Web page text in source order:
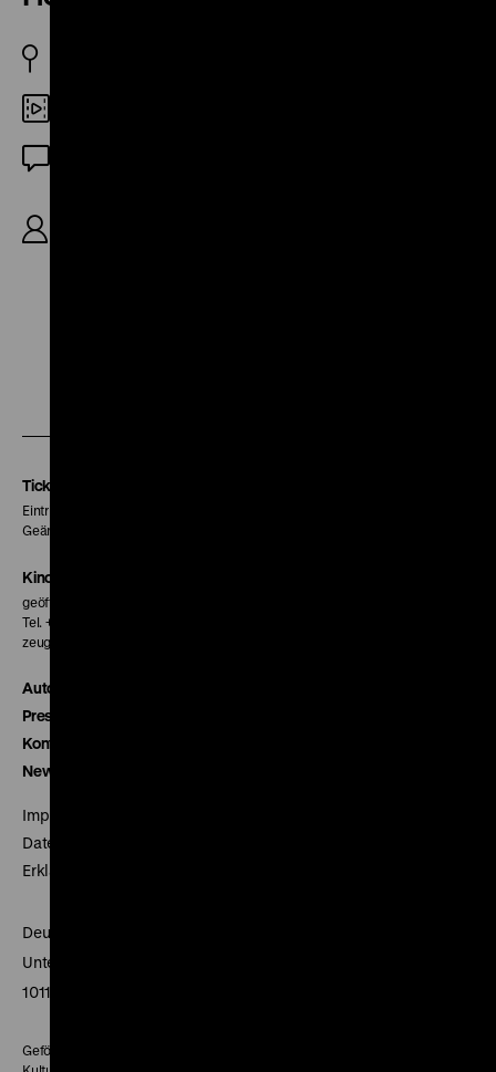
Tickets
Eintritt 5 €
Geänderte Preise sind im Programm vermerkt.
Kinokasse
geöffnet 30 Minuten vor Beginn der ersten Vorstellung
Tel. + 49 30 20304-770
zeughauskino@dhm.de
Autor*innen
Presse
Kontakt
Newsletter
Impressum
Datenschutz
Erklärung digitale Barrierefreiheit
Deutsches Historisches Museum
Unter den Linden 2
10117 Berlin
Gefördert mit Mitteln des Beauftragten der Bundesregierung für